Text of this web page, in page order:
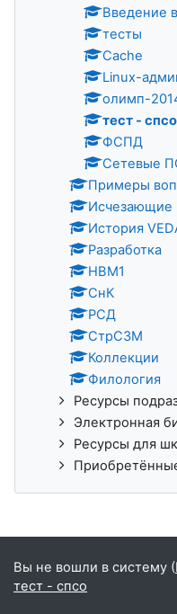
Введение
тесты
Cache
Linux-
олимп-
тест - спсо
ФСПД
Сетевые
Примеры
Исчезающие
История
Разработка
НВМ1
СнК
РСД
СтрСЗМ
Коллекции
Филология
Ресурсы
Электронная
Ресурсы для
Вы не вошли в систему (
тест - спсо